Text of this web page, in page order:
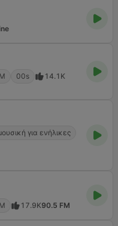
00s
14.1K
για ενήλικες
17.9K90.5 FM